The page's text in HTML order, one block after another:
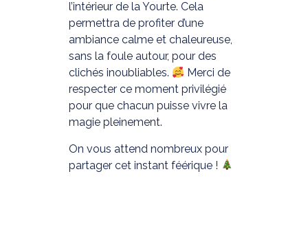
l’intérieur de la Yourte. Cela
permettra de profiter d’une
ambiance calme et chaleureuse,
sans la foule autour, pour des
clichés inoubliables.
Merci de
respecter ce moment privilégié
pour que chacun puisse vivre la
magie pleinement.
On vous attend nombreux pour
partager cet instant féérique !